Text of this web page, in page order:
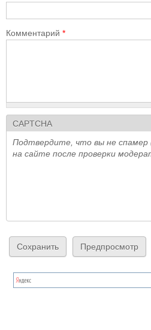
Комментарий *
CAPTCHA
Подтвердите, что вы не
на сайте после проверки